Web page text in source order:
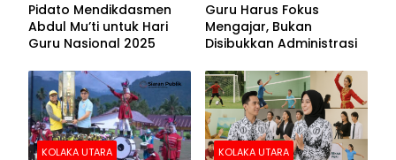
Pidato Mendikdasmen
Abdul Mu’ti untuk Hari
Guru Nasional 2025
Guru Harus Fokus
Mengajar, Bukan
Disibukkan Administrasi
KOLAKA UTARA KOLAKA UTARA